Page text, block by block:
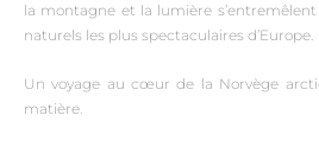
la montagne et la lumière
naturels les plus spectaculaires d’Europe.
Un voyage au cœur de la Norvège
matière.